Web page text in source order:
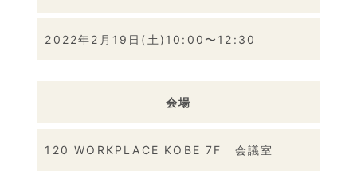
2022年2月19日(土)10:00〜12:30
会場
120 WORKPLACE KOBE 7F 会議室